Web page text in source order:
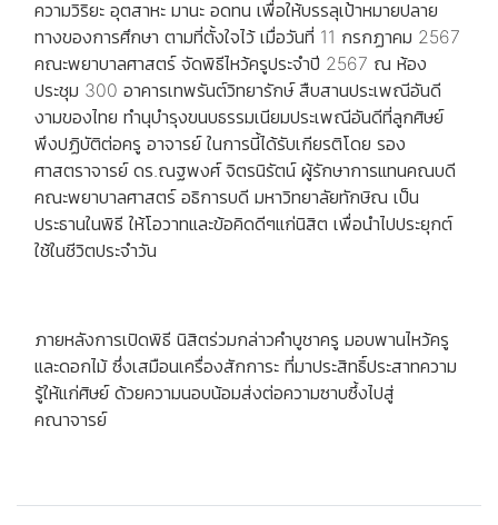
ความวิริยะ อุตสาหะ มานะ อดทน เพื่อให้บรรลุเป้าหมายปลาย
ทางของการศึกษา ตามที่ตั้งใจไว้ เมื่อวันที่ 11 กรกฏาคม 2567
คณะพยาบาลศาสตร์ จัดพิธีไหว้ครูประจำปี 2567 ณ ห้อง
ประชุม 300 อาคารเทพรันต์วิทยารักษ์ สืบสานประเพณีอันดี
งามของไทย ทำนุบำรุงขนบธรรมเนียมประเพณีอันดีที่ลูกศิษย์
พึงปฏิบัติต่อครู อาจารย์ ในการนี้ได้รับเกียรติโดย รอง
ศาสตราจารย์ ดร.ณฐพงศ์ จิตรนิรัตน์ ผู้รักษาการแทนคณบดี
คณะพยาบาลศาสตร์ อธิการบดี มหาวิทยาลัยทักษิณ เป็น
ประธานในพิธี ให้โอวาทและข้อคิดดีๆแก่นิสิต เพื่อนำไปประยุกต์
ใช้ในชีวิตประจำวัน
ภายหลังการเปิดพิธี นิสิตร่วมกล่าวคำบูชาครู มอบพานไหว้ครู
และดอกไม้ ซึ่งเสมือนเครื่องสักการะ ที่มาประสิทธิ์ประสาทความ
รู้ให้แก่ศิษย์ ด้วยความนอบน้อมส่งต่อความซาบซึ้งไปสู่
คณาจารย์